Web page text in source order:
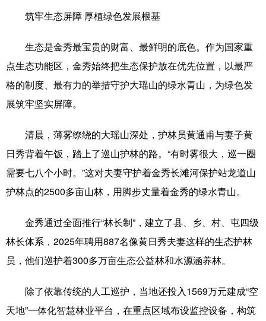
地方频道
北京 天津 河北 山西
辽宁 吉林 上海 江苏
山东 河南 湖北 湖南
广西 海南 重庆
四川 贵州 云南 西藏
陕西 青海 宁夏
新疆 内蒙古 黑龙江
多语种频道
English Español Français عربى
筑牢生态屏障 厚植绿色发展根基
生态是金秀最宝贵的财富、最鲜明的底色。作为国家重
点生态功能区，金秀始终把生态保护放在优先位置，以最严
格的制度、最有力的举措守护大瑶山的绿水青山，为绿色发
展筑牢坚实屏障。
清晨，薄雾缭绕的大瑶山深处，护林员黄通甫与妻子黄
日秀背着午饭，踏上了巡山护林的路。“有时雾很大，巡一圈
需要七八个小时。”这对夫妻守护着金秀长滩河保护站龙道山
护林点的2500多亩山林，用脚步丈量着金秀的绿水青山。
金秀通过全面推行“林长制”，建立了县、乡、村、屯四级
林长体系，2025年聘用887名像黄日秀夫妻这样的生态护林
员，他们巡护着300多万亩生态公益林和水源涵养林。
除了依靠传统的人工巡护，当地还投入1569万元建成“空
天地”一体化智慧林业平台，在重点区域布设监控设备，构筑